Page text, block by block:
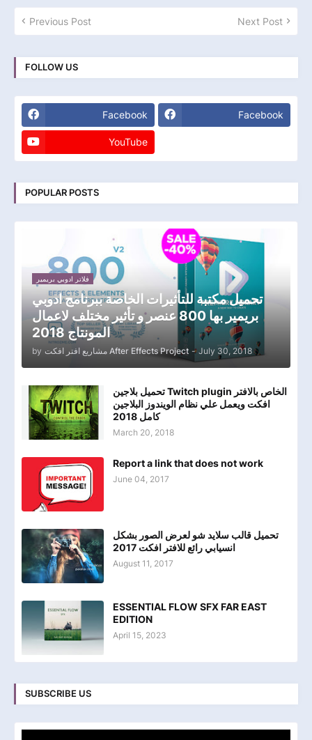
Previous Post Next Post
FOLLOW US
Facebook Facebook
YouTube
POPULAR POSTS
فلاتر ادوبي بريمير
تحميل مكتبة للتأثيرات الخاصة ببرنامج ادوبي
بريمير بها 800 عنصر و تأثير مختلف لاعمال
المونتاج 2018
by مشاريع افتر افكت After Effects Project - July 30, 2018
تحميل بلاجين Twitch plugin الخاص بالافتر
افكت ويعمل علي نظام الويندوز البلاجين
كامل 2018
March 20, 2018
Report a link that does not work
June 04, 2017
تحميل قالب سلايد شو لعرض الصور بشكل
انسيابي رائع للافتر افكت 2017
August 11, 2017
ESSENTIAL FLOW SFX FAR EAST
EDITION
April 15, 2023
SUBSCRIBE US